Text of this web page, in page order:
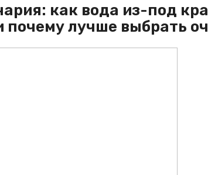
как вода из-под
почему лучше выбрать